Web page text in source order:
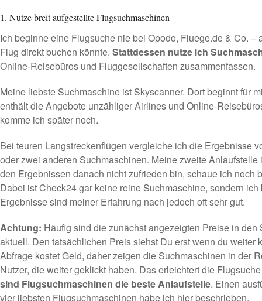
1. Nutze breit aufgestellte Flugsuchmaschinen
Ich beginne eine Flugsuche nie bei Opodo, Fluege.de & Co. –
Flug direkt buchen könnte. Stattdessen nutze ich
Online-Reisebüros und Fluggesellschaften zusammenfassen.
Meine liebste Suchmaschine ist Skyscanner. Dort beginnt für
enthält die Angebote unzähliger Airlines und Online-
komme ich später noch.
Bei teuren Langstreckenflügen vergleiche ich die Ergebnisse
oder zwei anderen Suchmaschinen. Meine zweite Anlaufstelle
den Ergebnissen danach nicht zufrieden bin, schaue ich noch
Dabei ist Check24 gar keine reine Suchmaschine, sondern
Ergebnisse sind meiner Erfahrung nach jedoch oft sehr gut.
Achtung: Häufig sind die zunächst angezeigten Preise in
aktuell. Den tatsächlichen Preis siehst Du erst wenn du weiter
Abfrage kostet Geld, daher zeigen die Suchmaschinen in der
Nutzer, die weiter geklickt haben. Das erleichtert die
sind Flugsuchmaschinen die beste Anlaufstelle. Einen
vier liebsten Flugsuchmaschinen habe ich hier beschrieben.